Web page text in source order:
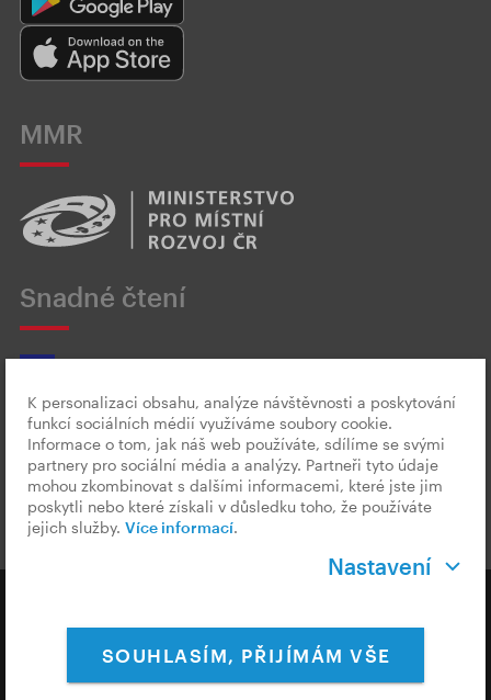
MMR
Snadné čtení
Český znakový jazyk
Ochrana osobních údajů
Cookies & Měření
Nastavení Cookies
K personalizaci obsahu, analýze návštěvnosti a poskytování
funkcí sociálních médií využíváme soubory cookie.
Informace o tom, jak náš web používáte, sdílíme se svými
partnery pro sociální média a analýzy. Partneři tyto údaje
mohou zkombinovat s dalšími informacemi, které jste jim
poskytli nebo které získali v důsledku toho, že používáte
jejich služby. Více informací.
Nastavení
SOUHLASÍM, PŘIJÍMÁM VŠE